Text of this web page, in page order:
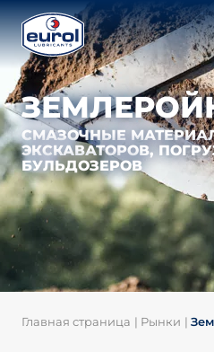
СМАЗОЧНЫЕ
ЭКСКАВАТОРОВ,
БУЛЬДОЗЕРОВ
Главная страница | Рынки |